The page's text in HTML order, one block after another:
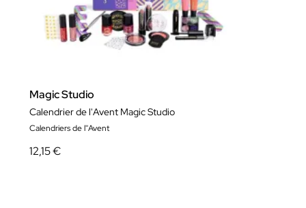
Magic Studio
Calendrier de l'Avent Magic Studio
Calendriers de l''Avent
12,15 €